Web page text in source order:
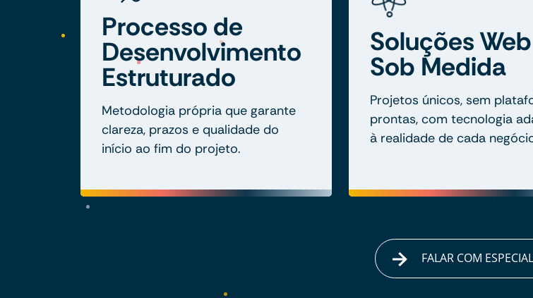
Processo de
Desenvolvimento
Estruturado
Metodologia própria que garante
clareza, prazos e qualidade do
início ao fim do projeto.
Soluções Web
Sob Medida
Projetos únicos, sem
prontas, com tecnologia
à realidade de cada
FALAR COM